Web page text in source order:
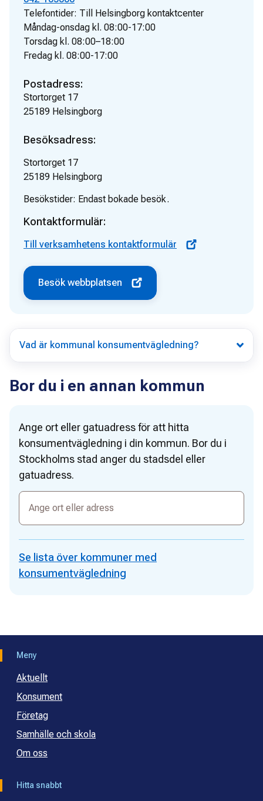
Telefontider: Till Helsingborg kontaktcenter
Måndag-onsdag kl. 08:00-17:00
Torsdag kl. 08:00–18:00
Fredag kl. 08:00-17:00
Postadress:
Stortorget 17
25189 Helsingborg
Besöksadress:
Stortorget 17
25189 Helsingborg
Besökstider: Endast bokade besök.
Kontaktformulär:
Till verksamhetens kontaktformulär
Besök webbplatsen
Vad är kommunal konsumentvägledning?
Bor du i en annan kommun
Ange ort eller gatuadress för att hitta
konsumentvägledning i din kommun. Bor du i
Stockholms stad anger du stadsdel eller
gatuadress.
Ange
eller
adress
Se lista över kommuner med
konsumentvägledning
Meny
Aktuellt
Konsument
Företag
Samhälle och skola
Om oss
Hitta snabbt